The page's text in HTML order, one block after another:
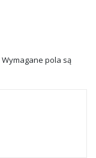
Wymagane pola są